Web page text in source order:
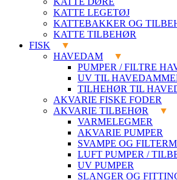
KATTE LEGETØJ
KATTEBAKKER OG
KATTE TILBEHØR
FISK
HAVEDAM
PUMPER / FILTRE
UV TIL
TILHEHØR TIL
AKVARIE FISKE FODER
AKVARIE TILBEHØR
VARMELEGMER
AKVARIE PUMPER
SVAMPE OG
LUFT PUMPER /
UV PUMPER
SLANGER OG